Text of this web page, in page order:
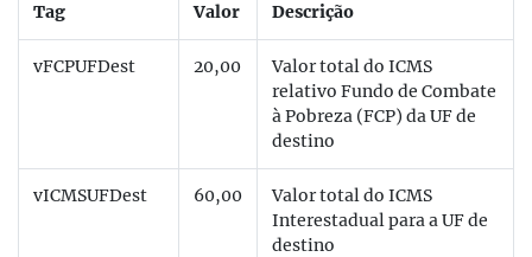
Tag Valor Descrição
vFCPUFDest 20,00
Valor total do ICMS
relativo Fundo de Combate
à Pobreza (FCP) da UF de
destino
vICMSUFDest 60,00
Valor total do ICMS
Interestadual para a UF de
destino